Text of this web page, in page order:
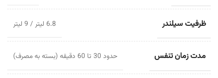
ظرفیت سیلندر 6.8 لیتر / 9 لیتر
مدت زمان تنفس حدود 30 تا 60 دقیقه (بسته به مصرف)